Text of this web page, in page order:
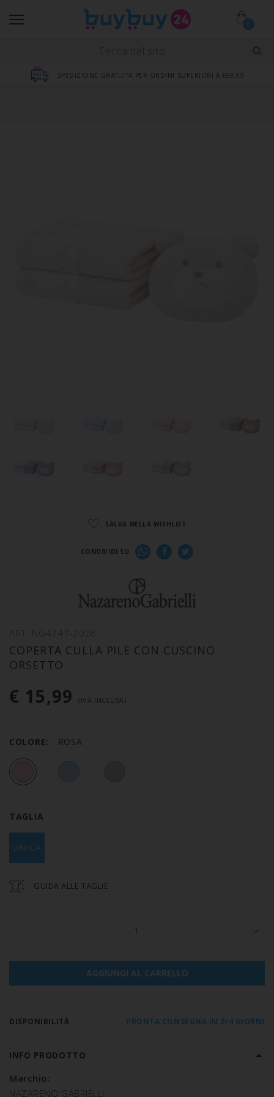
0
SPEDIZIONE GRATUITA PER ORDINI SUPERIORI A €69,99
SALVA NELLA WISHLIST
CONDIVIDI SU
COPERTA CULLA PILE CON CUSCINO
ORSETTO
€ 15,99 (IVA INCLUSA)
COLORE: ROSA
TAGLIA
UNICA
GUIDA ALLE TAGLIE
1
AGGIUNGI AL CARRELLO
DISPONIBILITÀ PRONTA CONSEGNA IN 2/4 GIORNI
INFO PRODOTTO
Marchio:
NAZARENO GABRIELLI